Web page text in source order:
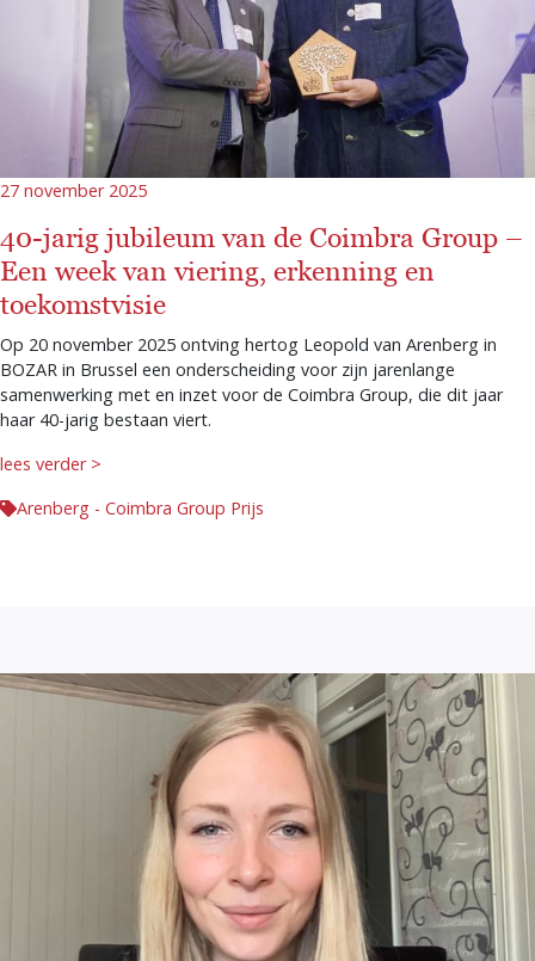
27 november 2025
40-jarig jubileum van de Coimbra Group –
Een week van viering, erkenning en
toekomstvisie
Op 20 november 2025 ontving hertog Leopold van Arenberg in
BOZAR in Brussel een onderscheiding voor zijn jarenlange
samenwerking met en inzet voor de Coimbra Group, die dit jaar
haar 40-jarig bestaan viert.
lees verder >
Arenberg - Coimbra Group Prijs